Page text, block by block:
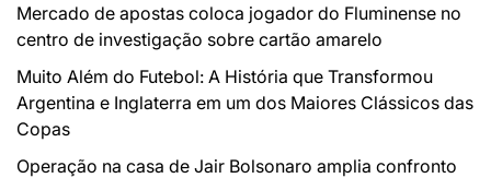
Mercado de apostas coloca jogador do Fluminense no
centro de investigação sobre cartão amarelo
Muito Além do Futebol: A História que Transformou
Argentina e Inglaterra em um dos Maiores Clássicos das
Copas
Operação na casa de Jair Bolsonaro amplia confronto